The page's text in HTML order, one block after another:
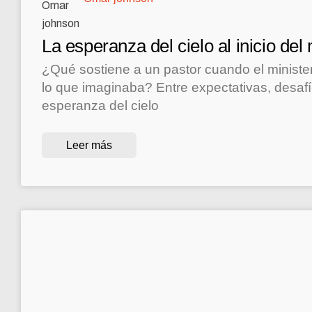
La esperanza del cielo al inicio del
¿Qué sostiene a un pastor cuando el
lo que imaginaba? Entre expectativas,
esperanza del cielo
Leer más